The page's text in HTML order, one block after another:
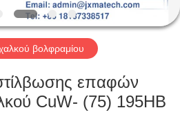
βολφραμίου
επαφών
CuW- (75) 195HB